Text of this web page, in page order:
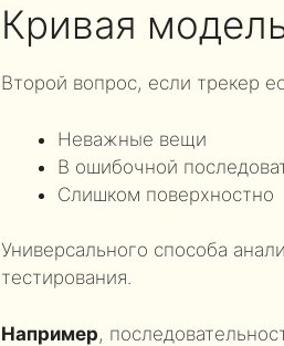
Кривая
Второй вопрос, если трекер
Неважные вещи
В ошибочной
Слишком поверхностно
Универсального способа
тестирования.
Например,